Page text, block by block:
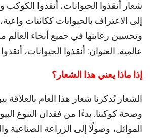
شعار أنقذوا الحيوانات، أنقذوا الكوكب
إلى الاعتراف بالحيوانات ككائنات
وتحسين رعايتها في جميع أنحاء العالم
عالمية. العنوان: أنقذوا الحيوانات،
إذا ماذا يعني هذا الشعار؟
الشعار يُذكرنا شعار هذا العام بالعلاقة
وصحة كوكبنا. بدءًا من فقدان التنوع
الموائل، وصولًا إلى الزراعة الصناعية